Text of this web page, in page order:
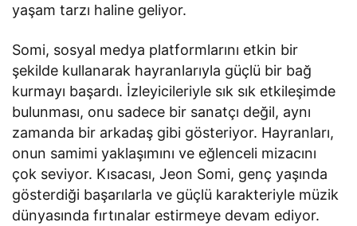
yaşam tarzı haline geliyor.
Somi, sosyal medya platformlarını etkin bir
şekilde kullanarak hayranlarıyla güçlü bir bağ
kurmayı başardı. İzleyicileriyle sık sık etkileşimde
bulunması, onu sadece bir sanatçı değil, aynı
zamanda bir arkadaş gibi gösteriyor. Hayranları,
onun samimi yaklaşımını ve eğlenceli mizacını
çok seviyor. Kısacası, Jeon Somi, genç yaşında
gösterdiği başarılarla ve güçlü karakteriyle müzik
dünyasında fırtınalar estirmeye devam ediyor.